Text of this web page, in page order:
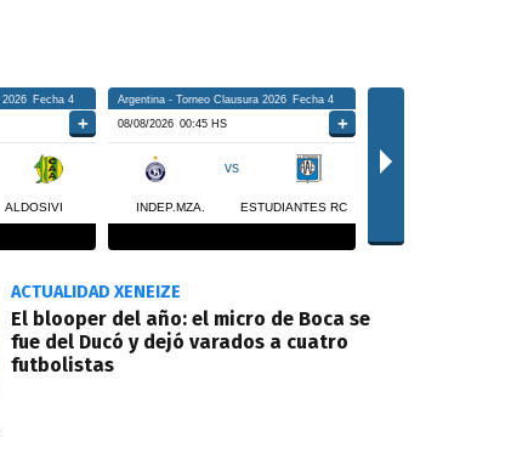
ACTUALIDAD XENEIZE
El blooper del año: el micro de Boca se
fue del Ducó y dejó varados a cuatro
futbolistas